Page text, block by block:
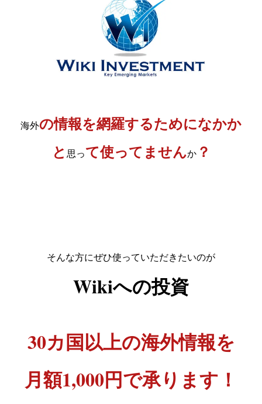
海外の情報を網羅するためになかか
と 思って使ってませんか？
そんな方にぜひ使っていただきたいのが
Wikiへの投資
30カ国以上の海外情報を
月額1,000円で承ります！